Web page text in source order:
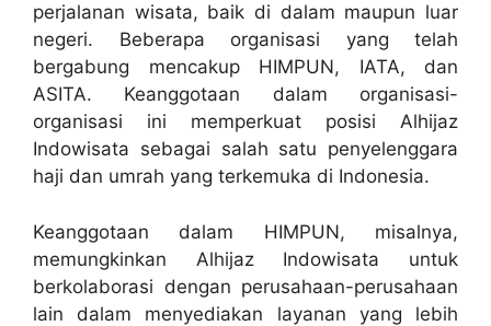
perjalanan wisata, baik di dalam maupun luar
negeri. Beberapa organisasi yang telah
bergabung mencakup HIMPUN, IATA, dan
ASITA. Keanggotaan dalam organisasi-
organisasi ini memperkuat posisi Alhijaz
Indowisata sebagai salah satu penyelenggara
haji dan umrah yang terkemuka di Indonesia.
Keanggotaan dalam HIMPUN, misalnya,
memungkinkan Alhijaz Indowisata untuk
berkolaborasi dengan perusahaan-perusahaan
lain dalam menyediakan layanan yang lebih